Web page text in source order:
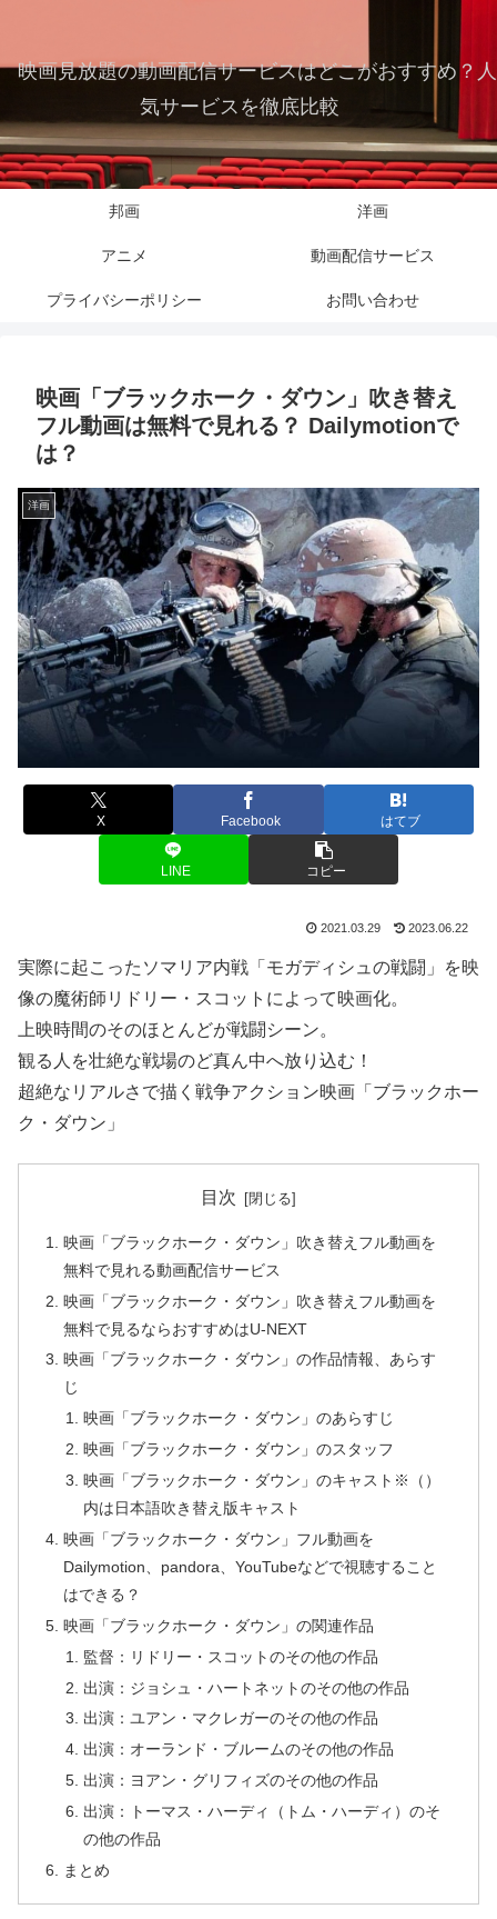
映画見放題の動画配信サービスはどこがおすすめ？人
気サービスを徹底比較
邦画 洋画
アニメ 動画配信サービス
プライバシーポリシー お問い合わせ
映画「ブラックホーク・ダウン」吹き替え
フル動画は無料で見れる？ Dailymotionで
は？
洋画
X Facebook はてブ
LINE コピー
2021.03.29 2023.06.22
実際に起こったソマリア内戦「モガディシュの戦闘」を映
像の魔術師リドリー・スコットによって映画化。
上映時間のそのほとんどが戦闘シーン。
観る人を壮絶な戦場のど真ん中へ放り込む！
超絶なリアルさで描く戦争アクション映画「ブラックホー
ク・ダウン」
目次
映画「ブラックホーク・ダウン」吹き替えフル動画を
無料で見れる動画配信サービス
映画「ブラックホーク・ダウン」吹き替えフル動画を
無料で見るならおすすめはU-NEXT
映画「ブラックホーク・ダウン」の作品情報、あらす
じ
映画「ブラックホーク・ダウン」のあらすじ
映画「ブラックホーク・ダウン」のスタッフ
映画「ブラックホーク・ダウン」のキャスト※（）
内は日本語吹き替え版キャスト
映画「ブラックホーク・ダウン」フル動画を
Dailymotion、pandora、YouTubeなどで視聴すること
はできる？
映画「ブラックホーク・ダウン」の関連作品
監督：リドリー・スコットのその他の作品
出演：ジョシュ・ハートネットのその他の作品
出演：ユアン・マクレガーのその他の作品
出演：オーランド・ブルームのその他の作品
出演：ヨアン・グリフィズのその他の作品
出演：トーマス・ハーディ（トム・ハーディ）のそ
の他の作品
まとめ